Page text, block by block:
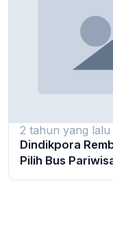
2 tahun yang lalu
Dindikpora
Pilih Bus